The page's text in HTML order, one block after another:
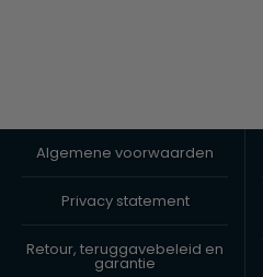
Algemene voorwaarden
Privacy statement
Retour, teruggavebeleid en
garantie